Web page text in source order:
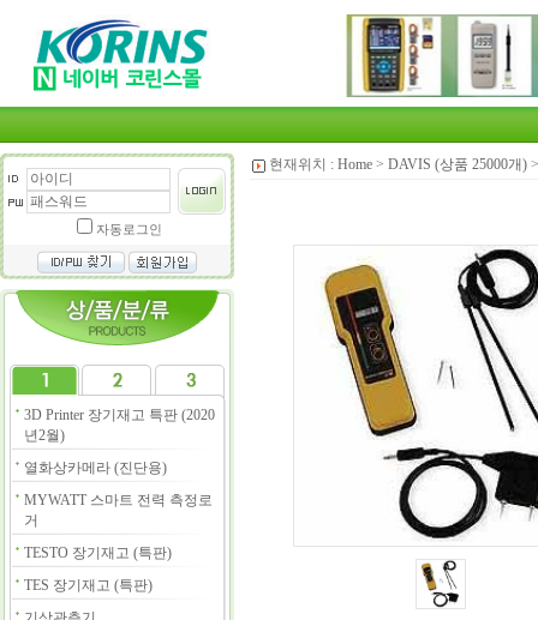
자동로그인
3D Printer 장기재고 특판 (2020
년2월)
열화상카메라 (진단용)
MYWATT 스마트 전력 측정로
거
TESTO 장기재고 (특판)
TES 장기재고 (특판)
현재위치 : Home > DAVIS (상품 25000개)